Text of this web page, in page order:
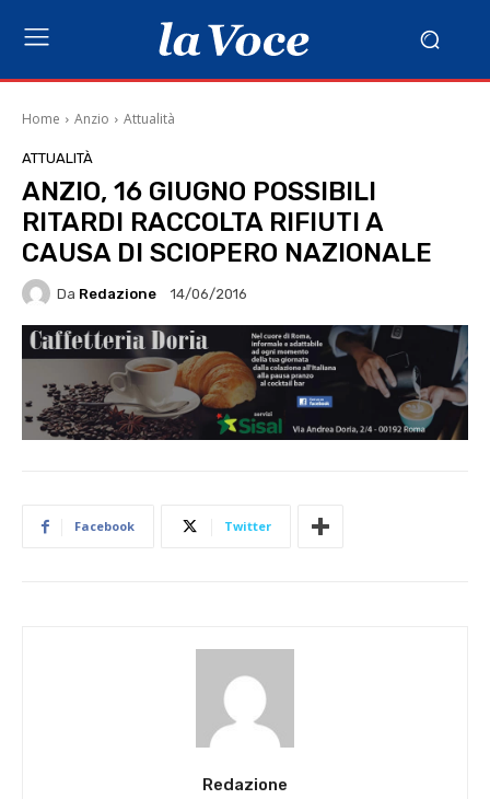
Home Anzio Attualità
ATTUALITÀ
ANZIO, 16 GIUGNO POSSIBILI
RITARDI RACCOLTA RIFIUTI A
CAUSA DI SCIOPERO NAZIONALE
Da Redazione 14/06/2016
Facebook Twitter
Redazione